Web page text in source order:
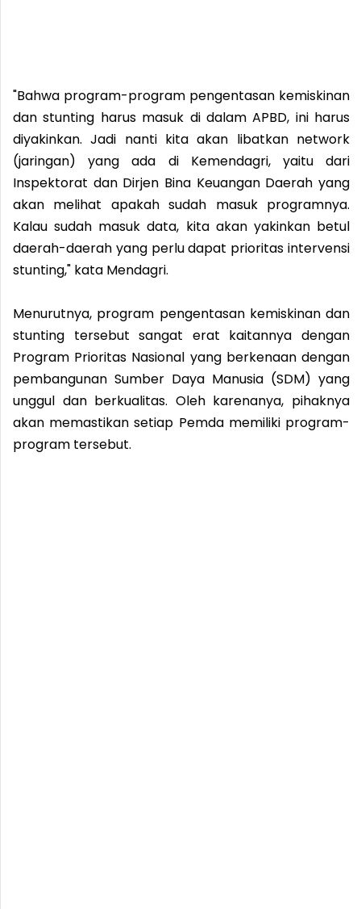
"Bahwa program-program pengentasan kemiskinan
dan stunting harus masuk di dalam APBD, ini harus
diyakinkan. Jadi nanti kita akan libatkan network
(jaringan) yang ada di Kemendagri, yaitu dari
Inspektorat dan Dirjen Bina Keuangan Daerah yang
akan melihat apakah sudah masuk programnya.
Kalau sudah masuk data, kita akan yakinkan betul
daerah-daerah yang perlu dapat prioritas intervensi
stunting," kata Mendagri.
Menurutnya, program pengentasan kemiskinan dan
stunting tersebut sangat erat kaitannya dengan
Program Prioritas Nasional yang berkenaan dengan
pembangunan Sumber Daya Manusia (SDM) yang
unggul dan berkualitas. Oleh karenanya, pihaknya
akan memastikan setiap Pemda memiliki program-
program tersebut.